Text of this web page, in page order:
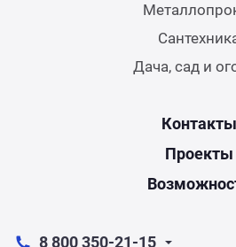
Дача, сад и
Контакты
Проекты
8 800 350-21-15